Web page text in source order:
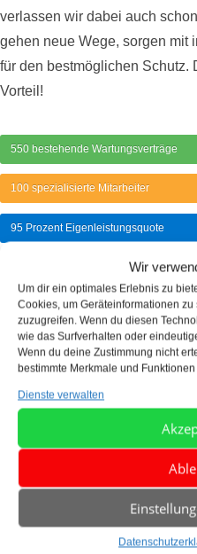
Wir
Um dir ein optimales Erlebnis zu
Cookies, um Geräteinformationen
zuzugreifen. Wenn du diesen
wie das Surfverhalten oder
Wenn du deine Zustimmung nicht
bestimmte Merkmale und
Dienste verwalten
verlassen wir dabei auch
gehen neue Wege, sorgen mit
für den bestmöglichen Schutz.
Vorteil!
550 bestehende Wartungsverträge
100 spezialisierte Mitarbeiter
95 Prozent Eigenleistungsquote
Erfahrung aus Jahrzehnten
Millitzer ist ein
Unternehmen
Klicke auf "Ich